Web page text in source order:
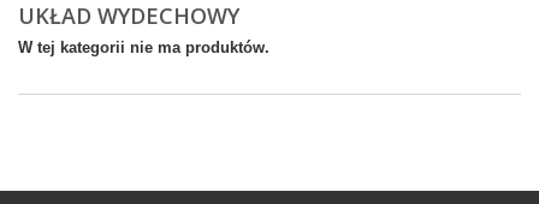
UKŁAD WYDECHOWY
W tej kategorii nie ma produktów.